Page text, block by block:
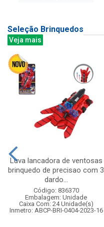
Seleção Brinquedos
Veja mais
Luva lancadora de ventosas
brinquedo de precisao com 3
dardo...
Código: 836370
Embalagem: Unidade
Caixa Com: 24 Unidade(s)
Inmetro: ABCP-BRI-0404-2023-16